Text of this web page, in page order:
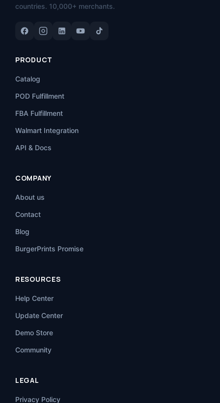
countries. 10,000+ merchants.
PRODUCT
Catalog
POD Fulfillment
FBA Fulfillment
Walmart Integration
API & Docs
COMPANY
About us
Contact
Blog
BurgerPrints Promise
RESOURCES
Help Center
Update Center
Demo Store
Community
LEGAL
Privacy Policy